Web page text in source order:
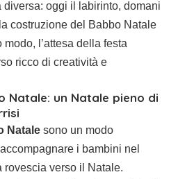
diversa: oggi il labirinto, domani
costruzione del Babbo Natale
l’attesa della festa
ricco di creatività e
Natale: un Natale pieno di
Natale sono un modo
i bambini nel
rovescia verso il Natale.